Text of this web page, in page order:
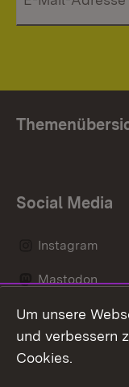
Social Media
Instagram
Mastodon
Messenger
Um unsere
und verbessern
Cookies.